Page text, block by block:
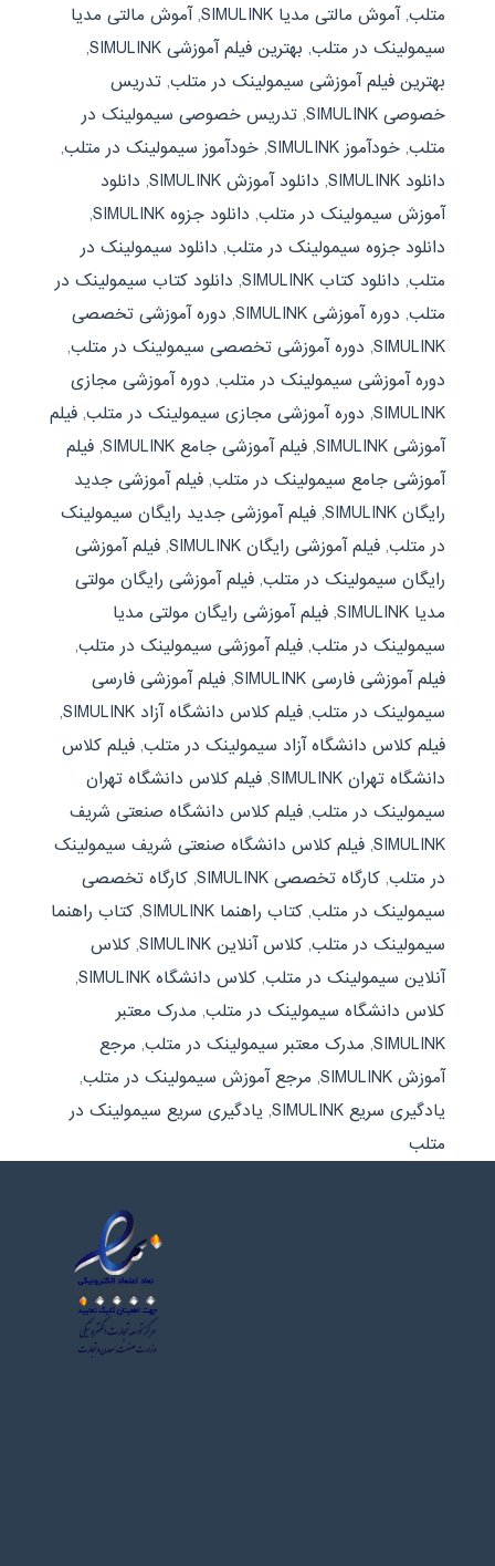
متلب,آموش مالتی مدیا SIMULINK ,آموش مالتی مدیا
سیمولینک در متلب, بهترین فیلم آموزشی SIMULINK
,
بهترین فیلم آموزشی سیمولینک در متلب, تدریس
خصوصی SIMULINK
, تدریس خصوصی سیمولینک در
متلب, خودآموز SIMULINK , خودآموز سیمولینک در متلب,
دانلود SIMULINK
, دانلود آموزش SIMULINK , دانلود
آموزش سیمولینک در متلب, دانلود جزوه SIMULINK
,
دانلود جزوه سیمولینک در متلب, دانلود سیمولینک در
متلب, دانلود کتاب SIMULINK , دانلود کتاب سیمولینک در
متلب, دوره آموزشی SIMULINK , دوره آموزشی تخصصی
SIMULINK
, دوره آموزشی تخصصی سیمولینک در متلب,
دوره آموزشی سیمولینک در متلب, دوره آموزشی مجازی
SIMULINK
, دوره آموزشی مجازی سیمولینک در متلب, فیلم
آموزشی SIMULINK
, فیلم آموزشی جامع SIMULINK , فیلم
آموزشی جامع سیمولینک در متلب, فیلم آموزشی جدید
رایگان SIMULINK
, فیلم آموزشی جدید رایگان سیمولینک
در متلب, فیلم آموزشی رایگان SIMULINK , فیلم آموزشی
رایگان سیمولینک در متلب, فیلم آموزشی رایگان مولتی
مدیا SIMULINK
, فیلم آموزشی رایگان مولتی مدیا
سیمولینک در متلب, فیلم آموزشی سیمولینک در متلب,
فیلم آموزشی فارسی SIMULINK
, فیلم آموزشی فارسی
سیمولینک در متلب, فیلم کلاس دانشگاه آزاد SIMULINK
,
فیلم کلاس دانشگاه آزاد سیمولینک در متلب, فیلم کلاس
دانشگاه تهران SIMULINK
, فیلم کلاس دانشگاه تهران
سیمولینک در متلب, فیلم کلاس دانشگاه صنعتی شریف
SIMULINK
, فیلم کلاس دانشگاه صنعتی شریف سیمولینک
در متلب, کارگاه تخصصی SIMULINK , کارگاه تخصصی
سیمولینک در متلب, کتاب راهنما SIMULINK , کتاب راهنما
سیمولینک در متلب, کلاس آنلاین SIMULINK , کلاس
آنلاین سیمولینک در متلب, کلاس دانشگاه SIMULINK
,
کلاس دانشگاه سیمولینک در متلب, مدرک معتبر
SIMULINK
, مدرک معتبر سیمولینک در متلب, مرجع
آموزش SIMULINK
, مرجع آموزش سیمولینک در متلب,
یادگیری سریع SIMULINK
, یادگیری سریع سیمولینک در
متلب